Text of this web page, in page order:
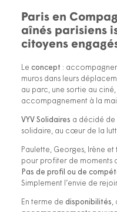
Paris en
aînés parisiens
citoyens
Le concept : accompagner
muros dans leurs
au parc, une sortie au
accompagnement à la
VYV Solidaires a décidé de
solidaire, au cœur de la
Paulette, Georges, Irène et
pour profiter de moments
Pas de profil ou de
Simplement l’envie de
En terme de disponibilités